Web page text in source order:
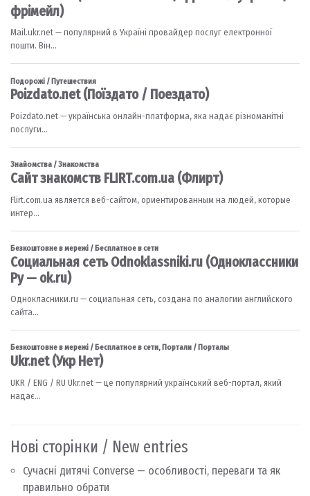
Нові сторінки / New entries
Сучасні дитячі Converse — особливості, переваги та як
правильно обрати